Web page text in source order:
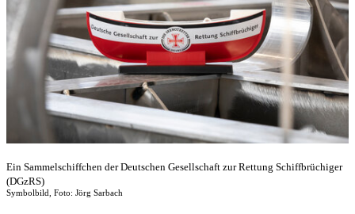
Ein Sammelschiffchen der Deutschen Gesellschaft zur Rettung Schiffbrüchiger
(DGzRS)
Symbolbild, Foto: Jörg Sarbach